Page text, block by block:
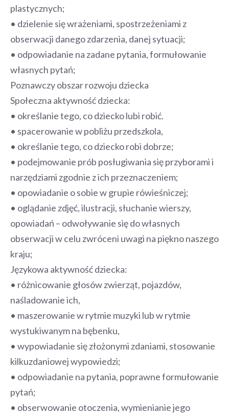
plastycznych;
• dzielenie się wrażeniami, spostrzeżeniami z
obserwacji danego zdarzenia, danej sytuacji;
• odpowiadanie na zadane pytania, formułowanie
własnych pytań;
Poznawczy obszar rozwoju dziecka
Społeczna aktywność dziecka:
• określanie tego, co dziecko lubi robić.
• spacerowanie w pobliżu przedszkola,
• określanie tego, co dziecko robi dobrze;
• podejmowanie prób posługiwania się przyborami i
narzędziami zgodnie z ich przeznaczeniem;
• opowiadanie o sobie w grupie rówieśniczej;
• oglądanie zdjęć, ilustracji, słuchanie wierszy,
opowiadań – odwoływanie się do własnych
obserwacji w celu zwróceni uwagi na piękno naszego
kraju;
Językowa aktywność dziecka:
• różnicowanie głosów zwierząt, pojazdów,
naśladowanie ich,
• maszerowanie w rytmie muzyki lub w rytmie
wystukiwanym na bębenku,
• wypowiadanie się złożonymi zdaniami, stosowanie
kilkuzdaniowej wypowiedzi;
• odpowiadanie na pytania, poprawne formułowanie
pytań;
• obserwowanie otoczenia, wymienianie jego